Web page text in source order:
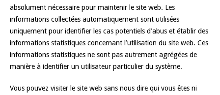
absolument nécessaire pour maintenir le site web. Les
informations collectées automatiquement sont utilisées
uniquement pour identifier les cas potentiels d’abus et établir des
informations statistiques concernant l’utilisation du site web. Ces
informations statistiques ne sont pas autrement agrégées de
manière à identifier un utilisateur particulier du système.
Vous pouvez visiter le site web sans nous dire qui vous êtes ni